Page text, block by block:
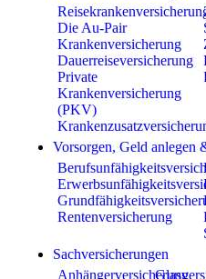
Die Au-Pair
Krankenversicherung
Dauerreiseversicherung
Private
Krankenversicherung
(PKV)
Vorsorgen, Geld anlegen
Rentenversicherung
Sachversicherungen
Anhängerversicherung